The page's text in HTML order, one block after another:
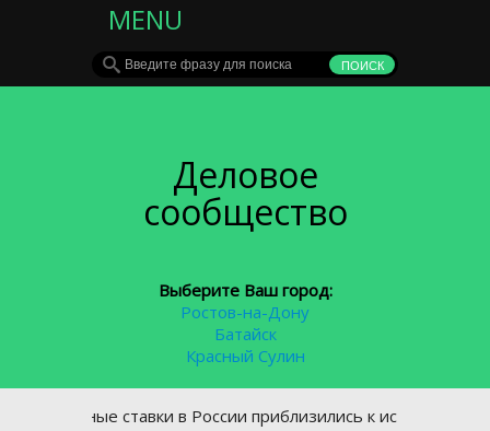
MENU
Деловое
сообщество
Выберите Ваш город:
Ростов-на-Дону
Батайск
Красный Сулин
ставки в России приблизились к историческому